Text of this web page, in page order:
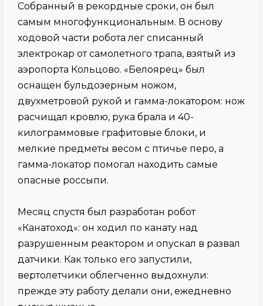
Собранный в рекордные сроки, он был
самым многофункциональным. В основу
ходовой части робота лег списанный
электрокар от самолетного трапа, взятый из
аэропорта Кольцово. «Белоярец» был
оснащен бульдозерным ножом,
двухметровой рукой и гамма-локатором: нож
расчищал кровлю, рука брала и 40-
килограммовые графитовые блоки, и
мелкие предметы весом с птичье перо, а
гамма-локатор помогал находить самые
опасные россыпи.
Месяц спустя был разработан робот
«Канатоход»: он ходил по канату над
разрушенным реактором и опускал в развал
датчики. Как только его запустили,
вертолетчики облегченно выдохнули:
прежде эту работу делали они, ежедневно